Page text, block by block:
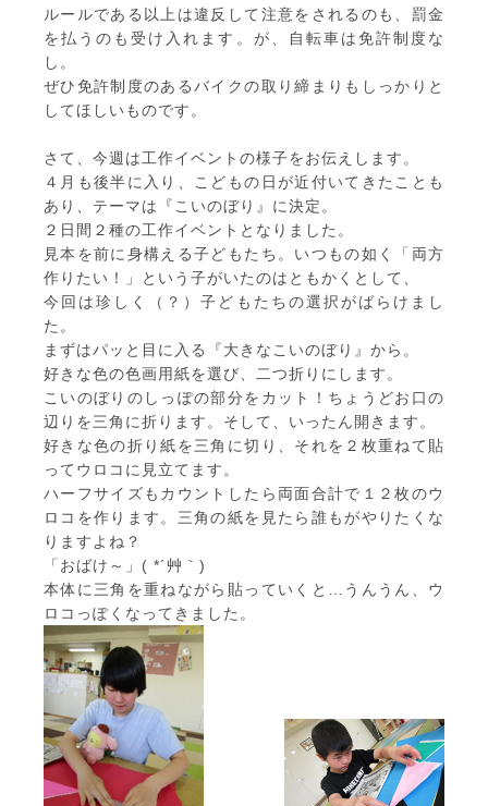
ルールである以上は違反して注意をされるのも、罰金
を払うのも受け入れます。が、自転車は免許制度な
し。
ぜひ免許制度のあるバイクの取り締まりもしっかりと
してほしいものです。
さて、今週は工作イベントの様子をお伝えします。
４月も後半に入り、こどもの日が近付いてきたことも
あり、テーマは『こいのぼり』に決定。
２日間２種の工作イベントとなりました。
見本を前に身構える子どもたち。いつもの如く「両方
作りたい！」という子がいたのはともかくとして、
今回は珍しく（？）子どもたちの選択がばらけまし
た。
まずはパッと目に入る『大きなこいのぼり』から。
好きな色の色画用紙を選び、二つ折りにします。
こいのぼりのしっぽの部分をカット！ちょうどお口の
辺りを三角に折ります。そして、いったん開きます。
好きな色の折り紙を三角に切り、それを２枚重ねて貼
ってウロコに見立てます。
ハーフサイズもカウントしたら両面合計で１２枚のウ
ロコを作ります。三角の紙を見たら誰もがやりたくな
りますよね？
「おばけ～」( *´艸｀)
本体に三角を重ねながら貼っていくと…うんうん、ウ
ロコっぽくなってきました。